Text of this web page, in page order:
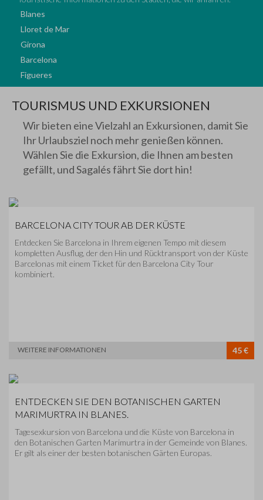
Blanes
Lloret de Mar
Girona
Barcelona
Figueres
TOURISMUS UND EXKURSIONEN
Wir bieten eine Vielzahl an Exkursionen, damit Sie
Ihr Urlaubsziel noch mehr genießen können.
Wählen Sie die Exkursion, die Ihnen am besten
gefällt, und Sagalés fährt Sie dort hin!
BARCELONA CITY TOUR AB DER KÜSTE
Entdecken Sie Barcelona in Ihrem eigenen Tempo mit diesem
kompletten Ausflug, der den Hin und Rücktransport von der Küste
Barcelonas mit einem Ticket für den Barcelona City Tour
kombiniert.
WEITERE INFORMATIONEN 45 €
ENTDECKEN SIE DEN BOTANISCHEN GARTEN
MARIMURTRA IN BLANES.
Tagesexkursion von Barcelona und die Küste von Barcelona in
den Botanischen Garten Marimurtra in der Gemeinde von Blanes.
Er gilt als einer der besten botanischen Gärten Europas.